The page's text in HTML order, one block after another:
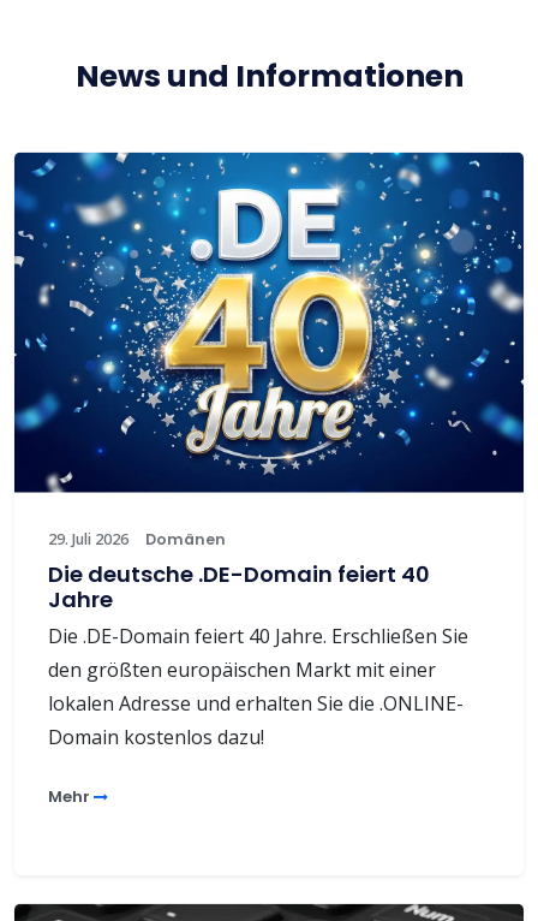
News und Informationen
29. Juli 2026 Domänen
Die deutsche .DE-Domain feiert 40
Jahre
Die .DE-Domain feiert 40 Jahre. Erschließen Sie
den größten europäischen Markt mit einer
lokalen Adresse und erhalten Sie die .ONLINE-
Domain kostenlos dazu!
Mehr